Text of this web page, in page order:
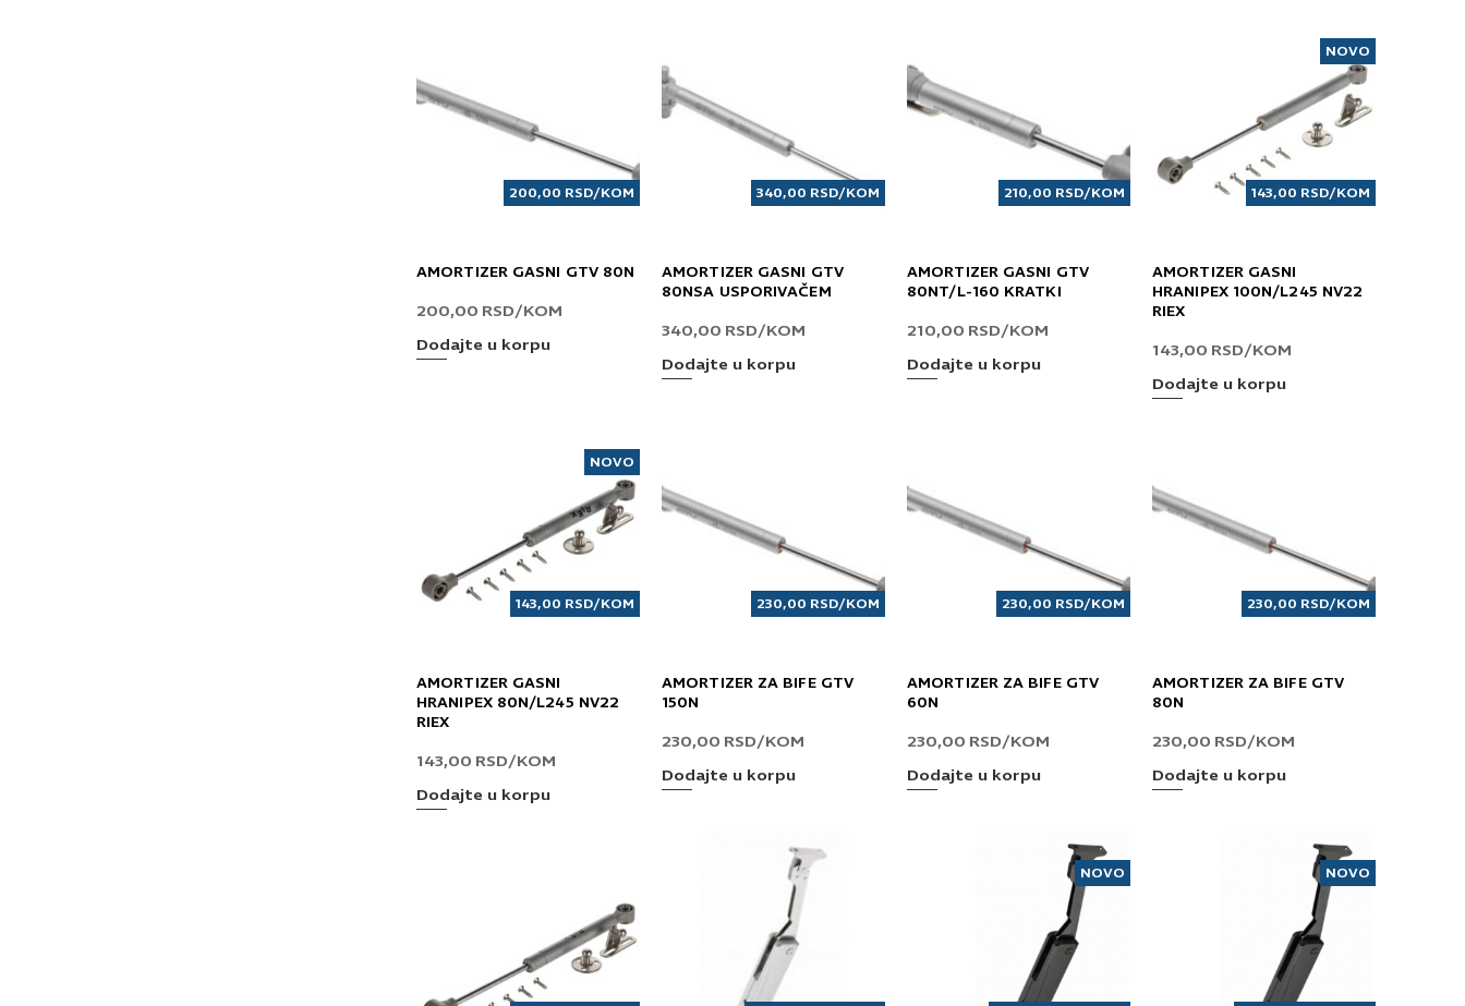
200,00 RSD/KOM
AMORTIZER GASNI GTV 80N
200,00 RSD/KOM
Dodajte u korpu
340,00 RSD/KOM
AMORTIZER GASNI GTV
80NSA USPORIVAČEM
340,00 RSD/KOM
Dodajte u korpu
210,00 RSD/KOM
AMORTIZER GASNI GTV
80NT/L-160 KRATKI
210,00 RSD/KOM
Dodajte u korpu
NOVO
143,00 RSD/KOM
AMORTIZER GASNI
HRANIPEX 100N/L245 NV22
RIEX
143,00 RSD/KOM
Dodajte u korpu
NOVO
143,00 RSD/KOM
AMORTIZER GASNI
HRANIPEX 80N/L245 NV22
RIEX
143,00 RSD/KOM
Dodajte u korpu
230,00 RSD/KOM
AMORTIZER ZA BIFE GTV
150N
230,00 RSD/KOM
Dodajte u korpu
230,00 RSD/KOM
AMORTIZER ZA BIFE GTV
60N
230,00 RSD/KOM
Dodajte u korpu
230,00 RSD/KOM
AMORTIZER ZA BIFE GTV
80N
230,00 RSD/KOM
Dodajte u korpu
NOVO NOVO